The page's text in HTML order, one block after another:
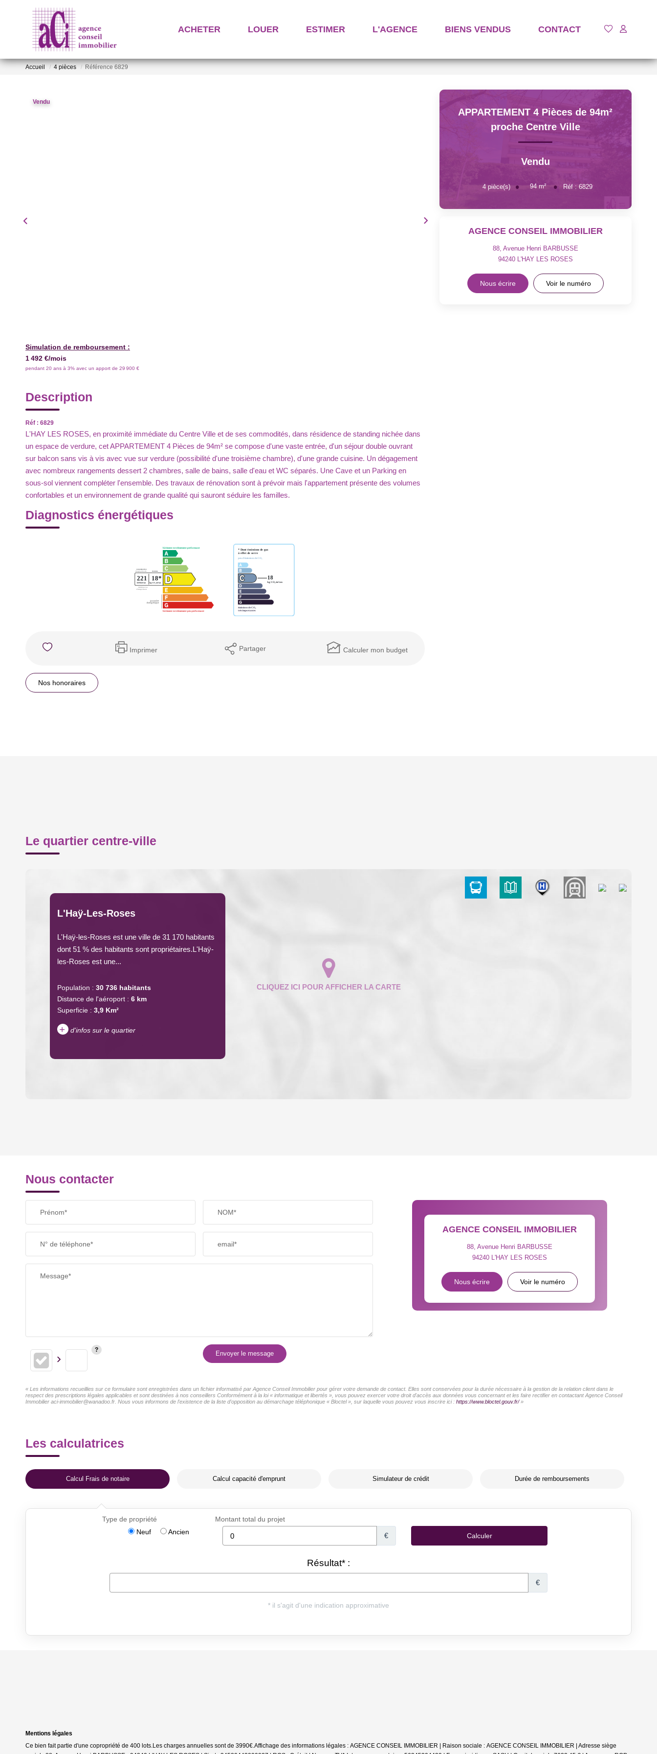
ACHETER LOUER ESTIMER L'AGENCE BIENS VENDUS CONTACT
Accueil 4 pièces Référence 6829
Vendu
Simulation de remboursement :
1 492 €/mois
pendant 20 ans à 3% avec un apport de 29 900 €
Description
Réf : 6829
L'HAY LES ROSES, en proximité immédiate du Centre Ville et de ses commodités, dans résidence de standing nichée dans
un espace de verdure, cet APPARTEMENT 4 Pièces de 94m² se compose d'une vaste entrée, d'un séjour double ouvrant
sur balcon sans vis à vis avec vue sur verdure (possibilité d'une troisième chambre), d'une grande cuisine. Un dégagement
avec nombreux rangements dessert 2 chambres, salle de bains, salle d'eau et WC séparés. Une Cave et un Parking en
sous-sol viennent compléter l'ensemble. Des travaux de rénovation sont à prévoir mais l'appartement présente des volumes
confortables et un environnement de grande qualité qui sauront séduire les familles.
Diagnostics énergétiques
Imprimer Partager Calculer mon budget
Nos honoraires
APPARTEMENT 4 Pièces de 94m²
proche Centre Ville
Vendu
4 pièce(s) 94 m² Réf : 6829
AGENCE CONSEIL IMMOBILIER
88, Avenue Henri BARBUSSE
94240 L'HAY LES ROSES
Nous écrire Voir le numéro
Le quartier centre-ville
L'Haÿ-Les-Roses
L'Haÿ-les-Roses est une ville de 31 170 habitants
dont 51 % des habitants sont propriétaires.L'Haÿ-
les-Roses est une...
Population : 30 736 habitants
Distance de l'aéroport : 6 km
Superficie : 3,9 Km²
+ d'infos sur le quartier
TAXE FONCIÈRE
SUPERFICIE : ECOLES ET CRÈCHES
RESTAURANTS ET CAFÉS COMMERCES
Nous contacter
Prénom* NOM*
N° de téléphone* email*
Message*
Envoyer le message
AGENCE CONSEIL IMMOBILIER
88, Avenue Henri BARBUSSE
94240 L'HAY LES ROSES
Nous écrire Voir le numéro
« Les informations recueillies sur ce formulaire sont enregistrées dans un fichier informatisé par Agence Conseil Immobilier pour gérer votre demande de contact. Elles sont conservées pour la durée nécessaire à la gestion de la relation client dans le
respect des prescriptions légales applicables et sont destinées à nos conseillers Conformément à la loi « informatique et libertés », vous pouvez exercer votre droit d'accès aux données vous concernant et les faire rectifier en contactant Agence Conseil
Immobilier aci-immobilier@wanadoo.fr. Nous vous informons de l'existence de la liste d'opposition au démarchage téléphonique « Bloctel », sur laquelle vous pouvez vous inscrire ici : https://www.bloctel.gouv.fr/»
Les calculatrices
Calcul Frais de notaire Calcul capacité d'emprunt Simulateur de crédit Durée de remboursements
Mentions légales
Ce bien fait partie d'une copropriété de 400 lots.Les charges annuelles sont de 3990€.Affichage des informations légales : AGENCE CONSEIL IMMOBILIER | Raison sociale : AGENCE CONSEIL IMMOBILIER | Adresse siège